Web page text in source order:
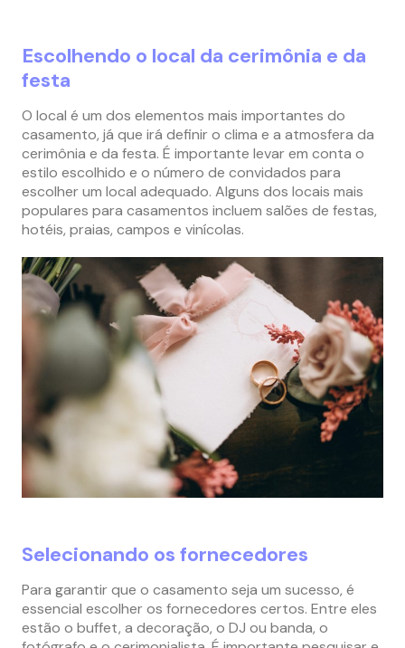
Escolhendo o local da cerimônia e da
festa
O local é um dos elementos mais importantes do
casamento, já que irá definir o clima e a atmosfera da
cerimônia e da festa. É importante levar em conta o
estilo escolhido e o número de convidados para
escolher um local adequado. Alguns dos locais mais
populares para casamentos incluem salões de festas,
hotéis, praias, campos e vinícolas.
Selecionando os fornecedores
Para garantir que o casamento seja um sucesso, é
essencial escolher os fornecedores certos. Entre eles
estão o buffet, a decoração, o DJ ou banda, o